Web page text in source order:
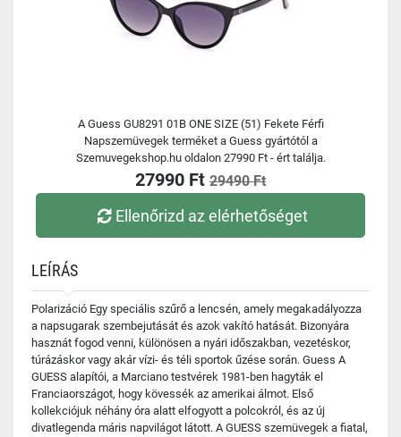
A Guess GU8291 01B ONE SIZE (51) Fekete Férfi
Napszemüvegek terméket a Guess gyártótól a
Szemuvegekshop.hu oldalon 27990 Ft - ért találja.
27990 Ft 29490 Ft
Ellenőrizd az elérhetőséget
LEÍRÁS
Polarizáció Egy speciális szűrő a lencsén, amely megakadályozza
a napsugarak szembejutását és azok vakító hatását. Bizonyára
hasznát fogod venni, különösen a nyári időszakban, vezetéskor,
túrázáskor vagy akár vízi- és téli sportok űzése során. Guess A
GUESS alapítói, a Marciano testvérek 1981-ben hagyták el
Franciaországot, hogy kövessék az amerikai álmot. Első
kollekciójuk néhány óra alatt elfogyott a polcokról, és az új
divatlegenda máris napvilágot látott. A GUESS szemüvegek a fiatal,